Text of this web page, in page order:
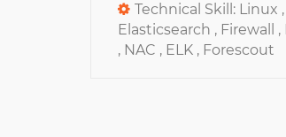
Technical Skill: Linux ,
Elasticsearch , Firewall ,
, NAC , ELK , Forescout